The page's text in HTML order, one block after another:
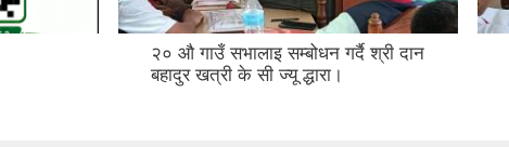
२० औ गाउँ सभालाइ सम्बोधन गर्दै श्री दान
बहादुर खत्री के सी ज्यू द्धारा।